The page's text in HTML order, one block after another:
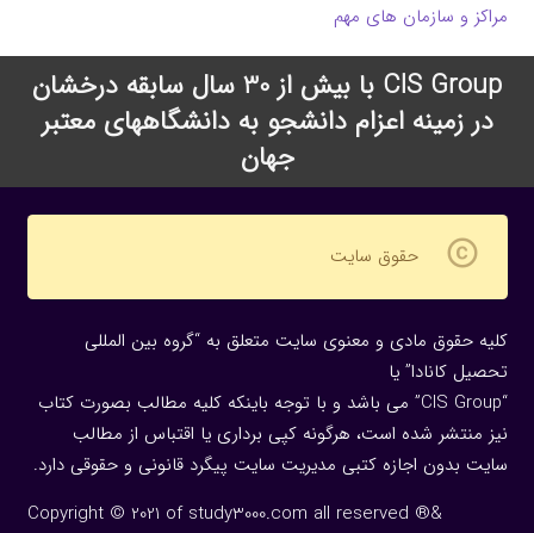
مراکز و سازمان های مهم
CIS Group با بیش از 30 سال سابقه درخشان
در زمینه اعزام دانشجو به دانشگاههای معتبر
جهان
copyright حقوق سایت
کلیه حقوق مادی و معنوی سایت متعلق به “گروه بین المللی
تحصیل کانادا” یا
“CIS Group” می باشد و با توجه باینکه کلیه مطالب بصورت کتاب
نیز منتشر شده است، هرگونه كپی برداری یا اقتباس از مطالب
سایت بدون اجازه كتبی مدیریت سایت پیگرد قانونی و حقوقی دارد.
Copyright © 2021 of study3000.com all reserved ®&